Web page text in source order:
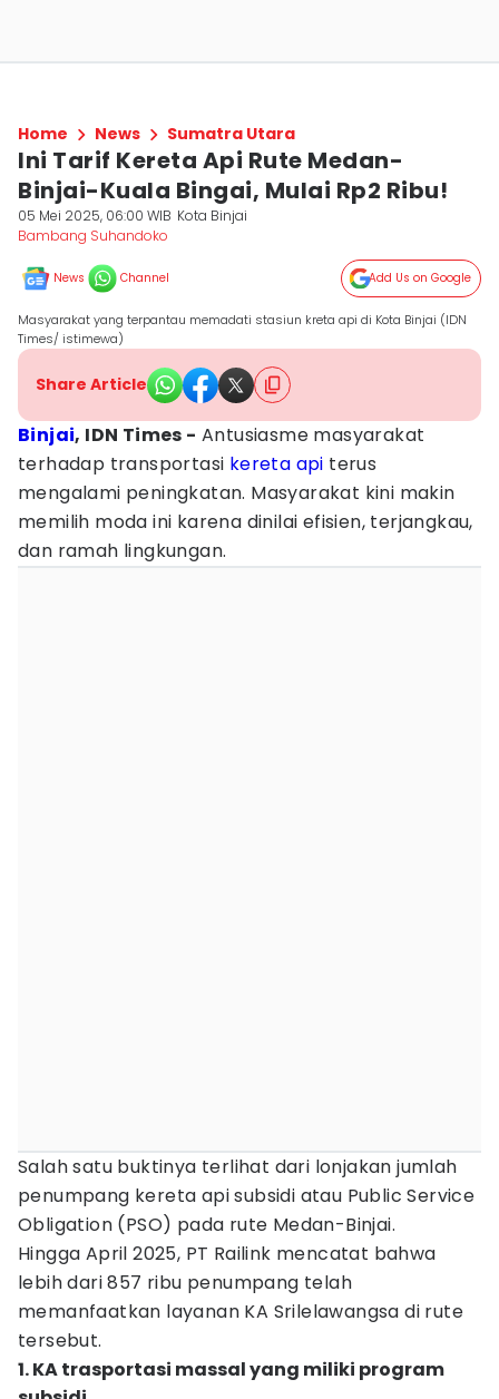
Home News Sumatra Utara
Ini Tarif Kereta Api Rute Medan-
Binjai-Kuala Bingai, Mulai Rp2 Ribu!
05 Mei 2025, 06:00 WIB Kota Binjai
Bambang Suhandoko
News Channel Add Us on Google
Masyarakat yang terpantau memadati stasiun kreta api di Kota Binjai (IDN
Times/ istimewa)
Share Article
Binjai, IDN Times - Antusiasme masyarakat
terhadap transportasi kereta api terus
mengalami peningkatan. Masyarakat kini makin
memilih moda ini karena dinilai efisien, terjangkau,
dan ramah lingkungan.
Salah satu buktinya terlihat dari lonjakan jumlah
penumpang kereta api subsidi atau Public Service
Obligation (PSO) pada rute Medan-Binjai.
Hingga April 2025, PT Railink mencatat bahwa
lebih dari 857 ribu penumpang telah
memanfaatkan layanan KA Srilelawangsa di rute
tersebut.
1. KA trasportasi massal yang miliki program